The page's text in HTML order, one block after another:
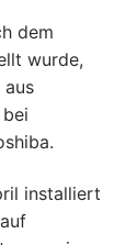
dem
wurde,
installiert